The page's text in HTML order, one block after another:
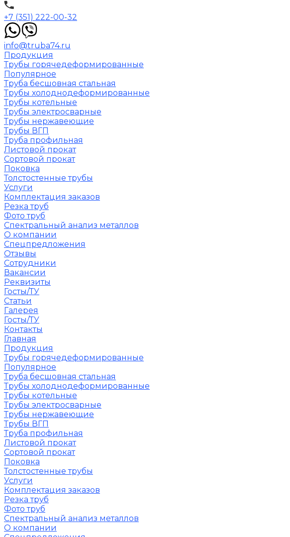
+7 (351) 222-00-32
info@truba74.ru
Продукция
Трубы горячедеформированные
Популярное
Труба бесшовная стальная
Трубы холоднодеформированные
Трубы котельные
Трубы электросварные
Трубы нержавеющие
Трубы ВГП
Труба профильная
Листовой прокат
Сортовой прокат
Поковка
Толстостенные трубы
Услуги
Комплектация заказов
Резка труб
Фото труб
Спектральный анализ металлов
О компании
Спецпредложения
Отзывы
Сотрудники
Вакансии
Реквизиты
Госты/ТУ
Статьи
Галерея
Госты/ТУ
Контакты
Главная
Продукция
Трубы горячедеформированные
Популярное
Труба бесшовная стальная
Трубы холоднодеформированные
Трубы котельные
Трубы электросварные
Трубы нержавеющие
Трубы ВГП
Труба профильная
Листовой прокат
Сортовой прокат
Поковка
Толстостенные трубы
Услуги
Комплектация заказов
Резка труб
Фото труб
Спектральный анализ металлов
О компании